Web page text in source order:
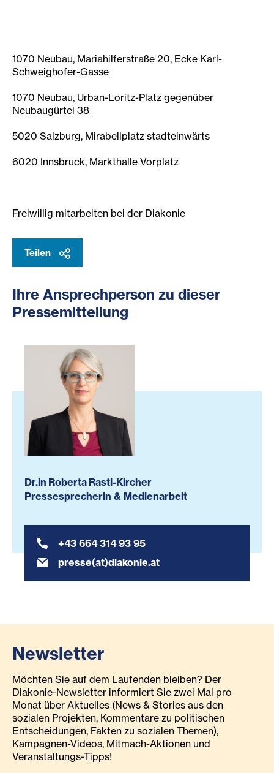
1070 Neubau, Mariahilferstraße 20, Ecke Karl-
Schweighofer-Gasse
1070 Neubau, Urban-Loritz-Platz gegenüber
Neubaugürtel 38
5020 Salzburg, Mirabellplatz stadteinwärts
6020 Innsbruck, Markthalle Vorplatz
Freiwillig mitarbeiten bei der Diakonie
Teilen
Ihre Ansprechperson zu dieser
Pressemitteilung
Dr.in Roberta Rastl-Kircher
Pressesprecherin & Medienarbeit
+43 664 314 93 95
presse(at)diakonie.at
Newsletter
Möchten Sie auf dem Laufenden bleiben? Der
Diakonie-Newsletter informiert Sie zwei Mal pro
Monat über Aktuelles (News & Stories aus den
sozialen Projekten, Kommentare zu politischen
Entscheidungen, Fakten zu sozialen Themen),
Kampagnen-Videos, Mitmach-Aktionen und
Veranstaltungs-Tipps!